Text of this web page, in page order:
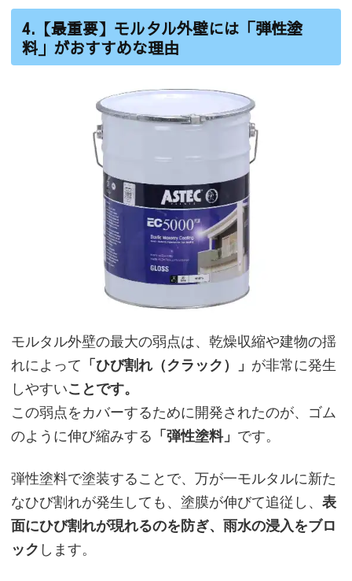
4.【最重要】モルタル外壁には「弾性塗
料」がおすすめな理由
モルタル外壁の最大の弱点は、乾燥収縮や建物の揺
れによって 「ひび割れ（クラック）」 が非常に発生
しやすいことです。
この弱点をカバーするために開発されたのが、ゴム
のように伸び縮みする 「弾性塗料」 です。
弾性塗料で塗装することで、万が一モルタルに新た
なひび割れが発生しても、塗膜が伸びて追従し、 表
面にひび割れが現れるのを防ぎ、雨水の浸入をブロ
ック します。